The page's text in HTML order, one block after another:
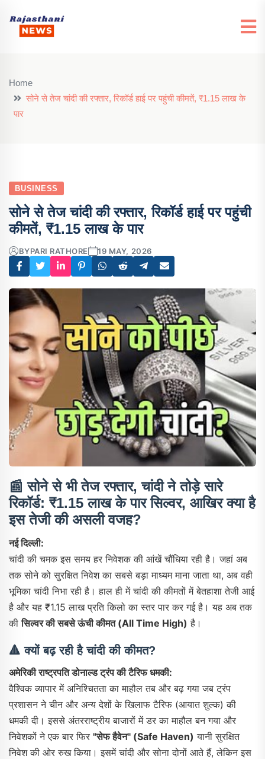
Home
सोने से तेज चांदी की रफ्तार, रिकॉर्ड हाई पर पहुंची कीमतें, ₹1.15 लाख के
पार
BUSINESS
सोने से तेज चांदी की रफ्तार, रिकॉर्ड हाई पर पहुंची
कीमतें, ₹1.15 लाख के पार
BYPARI RATHORE 19 MAY, 2026
📰सोने से भी तेज रफ्तार, चांदी ने तोड़े सारे
रिकॉर्ड: ₹1.15 लाख के पार सिल्वर, आखिर क्या है
इस तेजी की असली वजह?
नई दिल्ली:
चांदी की चमक इस समय हर निवेशक की आंखें चौंधिया रही है। जहां अब
तक सोने को सुरक्षित निवेश का सबसे बड़ा माध्यम माना जाता था, अब वही
भूमिका चांदी निभा रही है। हाल ही में चांदी की कीमतों में बेतहाशा तेजी आई
है और यह ₹1.15 लाख प्रति किलो का स्तर पार कर गई है। यह अब तक
कीसिल्वर की सबसे ऊंची कीमत (All Time High) है।
🔺 क्यों बढ़ रही है चांदी की कीमत?
अमेरिकी राष्ट्रपति डोनाल्ड ट्रंप की टैरिफ धमकी:
वैश्विक व्यापार में अनिश्चितता का माहौल तब और बढ़ गया जब ट्रंप
प्रशासन ने चीन और अन्य देशों के खिलाफ टैरिफ (आयात शुल्क) की
धमकी दी। इससे अंतरराष्ट्रीय बाजारों में डर का माहौल बन गया और
निवेशकों ने एक बार फिर "सेफ हैवेन" (Safe Haven) यानी सुरक्षित
निवेश की ओर रुख किया। इसमें चांदी और सोना दोनों आते हैं, लेकिन इस